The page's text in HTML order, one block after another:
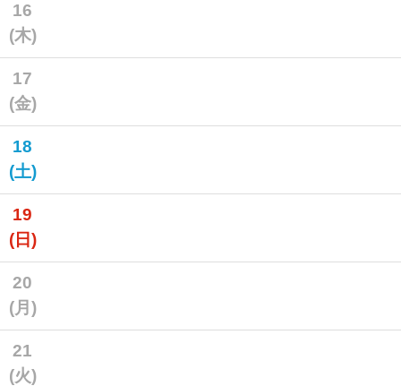
16
(木)
17
(金)
18
(土)
19
(日)
20
(月)
21
(火)